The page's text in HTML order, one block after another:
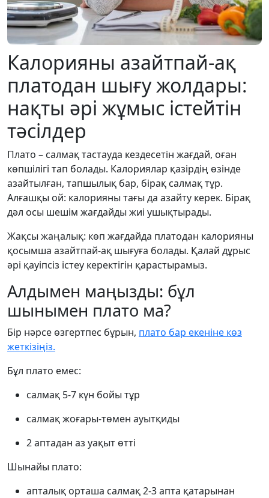
Калорияны азайтпай-ақ
платодан шығу жолдары:
нақты әрі жұмыс істейтін
тәсілдер
Плато – салмақ тастауда кездесетін жағдай, оған
көпшілігі тап болады. Калориялар қазірдің өзінде
азайтылған, тапшылық бар, бірақ салмақ тұр.
Алғашқы ой: калорияны тағы да азайту керек. Бірақ
дәл осы шешім жағдайды жиі ушықтырады.
Жақсы жаңалық: көп жағдайда платодан калорияны
қосымша азайтпай-ақ шығуға болады. Қалай дұрыс
әрі қауіпсіз істеу керектігін қарастырамыз.
Алдымен маңызды: бұл
шынымен плато ма?
Бір нәрсе өзгертпес бұрын, плато бар екеніне көз
жеткізіңіз.
Бұл плато емес:
салмақ 5-7 күн бойы тұр
салмақ жоғары-төмен ауытқиды
2 аптадан аз уақыт өтті
Шынайы плато:
апталық орташа салмақ 2-3 апта қатарынан